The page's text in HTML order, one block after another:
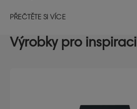
PŘEČTĚTE SI VÍCE
Výrobky pro inspiraci